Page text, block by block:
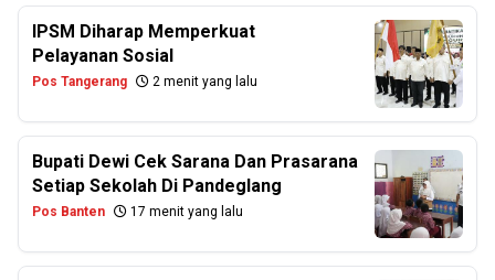
IPSM Diharap Memperkuat
Pelayanan Sosial
Pos Tangerang 2 menit yang lalu
Bupati Dewi Cek Sarana Dan Prasarana
Setiap Sekolah Di Pandeglang
Pos Banten 17 menit yang lalu